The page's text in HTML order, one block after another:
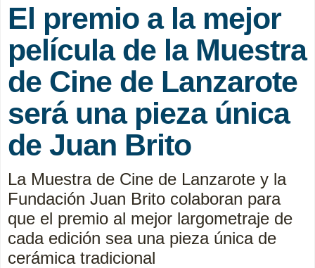
El premio a la mejor
película de la Muestra
de Cine de Lanzarote
será una pieza única
de Juan Brito
La Muestra de Cine de Lanzarote y la
Fundación Juan Brito colaboran para
que el premio al mejor largometraje de
cada edición sea una pieza única de
cerámica tradicional